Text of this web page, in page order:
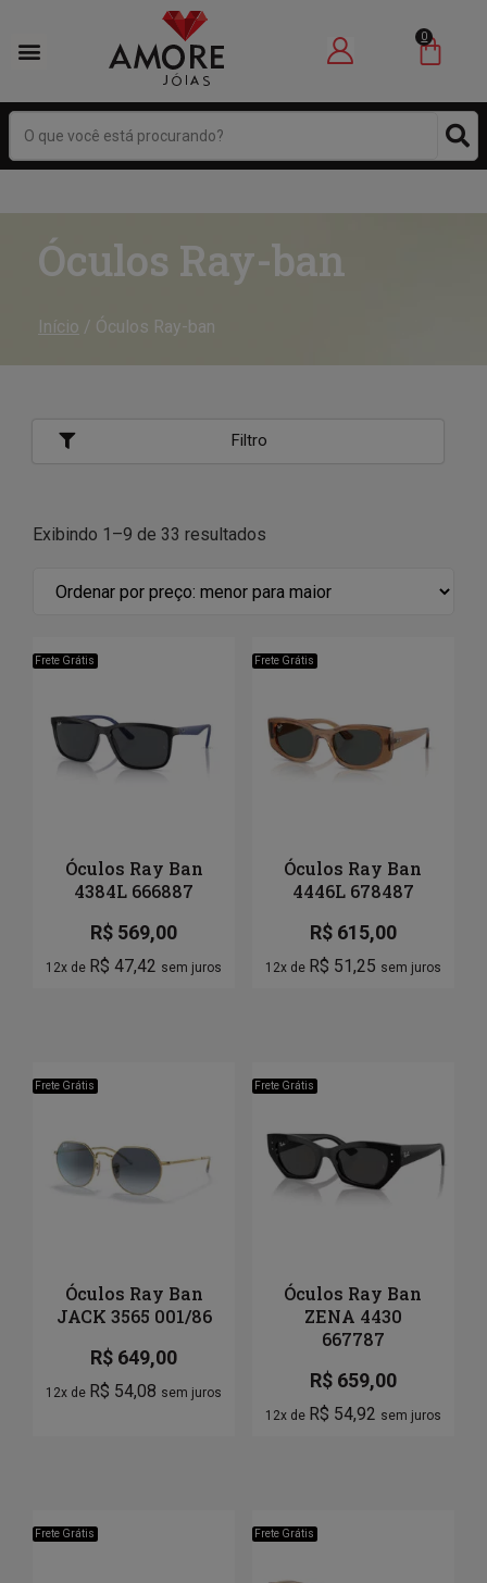
0
Óculos Ray-ban
Início / Óculos Ray-ban
Filtro
Exibindo 1–9 de 33 resultados
Frete Grátis
Óculos Ray Ban
4384L 666887
R$ 569,00
12x de R$ 47,42 sem juros
Frete Grátis
Óculos Ray Ban
4446L 678487
R$615,00
12x de R$ 51,25 sem juros
Frete Grátis
Óculos Ray Ban
JACK 3565 001/86
R$ 649,00
12x de R$ 54,08 sem juros
Frete Grátis
Óculos Ray Ban
ZENA 4430
667787
R$659,00
12x de R$ 54,92 sem juros
Frete Grátis Frete Grátis